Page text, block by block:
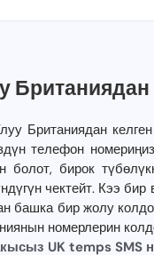
Британиядан
телефон
болот, бирок
чектейт. Кээ
башка бир жолу
номерлерин
UK temps SMS